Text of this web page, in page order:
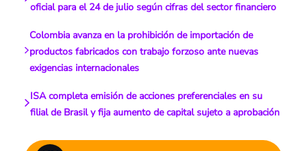
oficial para el 24 de julio según cifras del sector financiero
Colombia avanza en la prohibición de importación de
productos fabricados con trabajo forzoso ante nuevas
exigencias internacionales
ISA completa emisión de acciones preferenciales en su
filial de Brasil y fija aumento de capital sujeto a aprobación